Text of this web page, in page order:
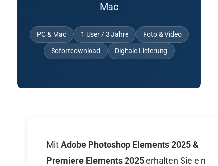
Mac
PC & Mac 1 User / 3 Jahre Foto & Video
Sofortdownload Digitale Lieferung
MitAdobe Photoshop Elements 2025 &
Premiere Elements 2025erhalten Sie ein